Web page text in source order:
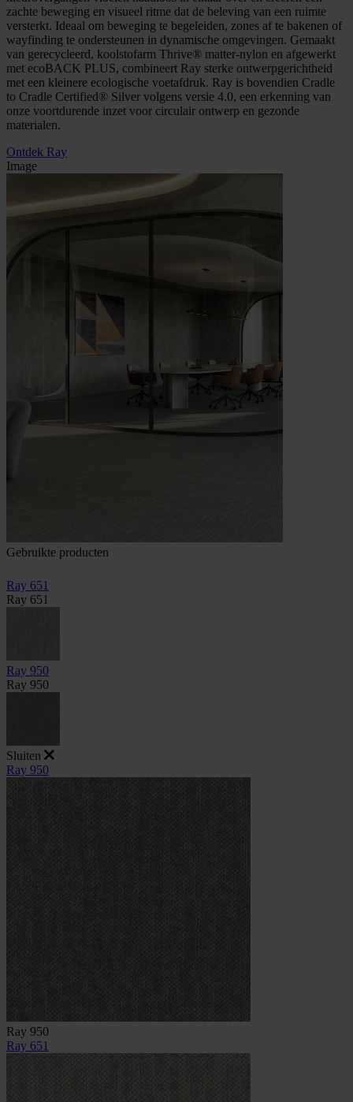
zachte beweging en visueel ritme dat de beleving van een ruimte
versterkt. Ideaal om beweging te begeleiden, zones af te bakenen of
wayfinding te ondersteunen in dynamische omgevingen. Gemaakt
van gerecycleerd, koolstofarm Thrive® matter-nylon en afgewerkt
met ecoBACK PLUS, combineert Ray sterke ontwerpgerichtheid
met een kleinere ecologische voetafdruk. Ray is bovendien Cradle
to Cradle Certified® Silver volgens versie 4.0, een erkenning van
onze voortdurende inzet voor circulair ontwerp en gezonde
materialen.
Ontdek Ray
Image
Gebruikte producten
Ray 651
Ray 651
Ray 950
Ray 950
Sluiten
Ray 950
Ray 950
Ray 651